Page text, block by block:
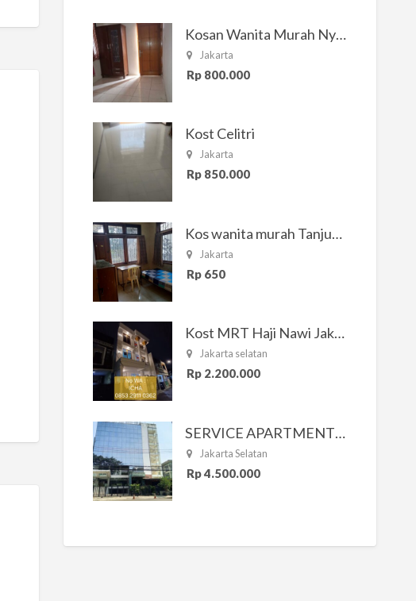
Kosan Wanita Murah Nyaman di Jakarta Selatan
Jakarta
Rp 800.000
Kost Celitri
Jakarta
Rp 850.000
Kos wanita murah Tanjung Duren Jakarta Barat
Jakarta
Rp 650
Kost MRT Haji Nawi Jakarta Selatan
Jakarta selatan
Rp 2.200.000
SERVICE APARTMENT SOUTH RESIDENCE
Jakarta Selatan
Rp 4.500.000